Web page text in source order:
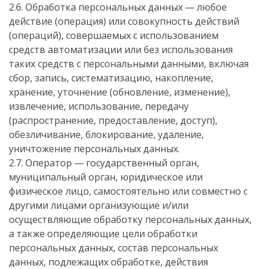
2.6. Обработка персональных данных — любое
действие (операция) или совокупность действий
(операций), совершаемых с использованием
средств автоматизации или без использования
таких средств с персональными данными, включая
сбор, запись, систематизацию, накопление,
хранение, уточнение (обновление, изменение),
извлечение, использование, передачу
(распространение, предоставление, доступ),
обезличивание, блокирование, удаление,
уничтожение персональных данных.
2.7. Оператор — государственный орган,
муниципальный орган, юридическое или
физическое лицо, самостоятельно или совместно с
другими лицами организующие и/или
осуществляющие обработку персональных данных,
а также определяющие цели обработки
персональных данных, состав персональных
данных, подлежащих обработке, действия